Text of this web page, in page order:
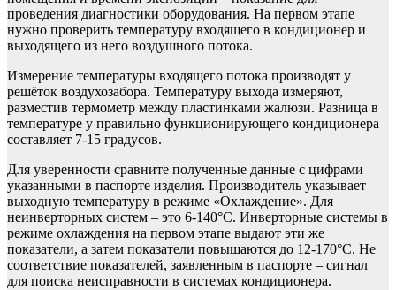
проведения диагностики оборудования. На первом этапе
нужно проверить температуру входящего в кондиционер и
выходящего из него воздушного потока.
Измерение температуры входящего потока производят у
решёток воздухозабора. Температуру выхода измеряют,
разместив термометр между пластинками жалюзи. Разница в
температуре у правильно функционирующего кондиционера
составляет 7-15 градусов.
Для уверенности сравните полученные данные с цифрами
указанными в паспорте изделия. Производитель указывает
выходную температуру в режиме «Охлаждение». Для
неинверторных систем – это 6-140°С. Инверторные системы в
режиме охлаждения на первом этапе выдают эти же
показатели, а затем показатели повышаются до 12-170°С. Не
соответствие показателей, заявленным в паспорте – сигнал
для поиска неисправности в системах кондиционера.